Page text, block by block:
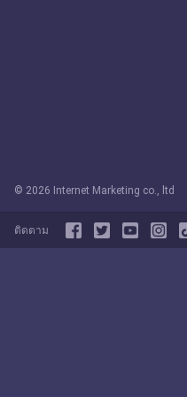
© 2026 Internet Marketing co., ltd
ติดตาม